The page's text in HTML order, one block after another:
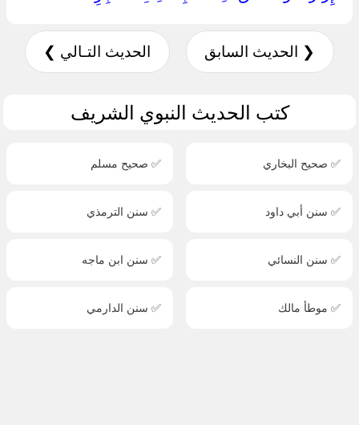
❮ الحديث السابق الحديث التـالي ❯
كتب الحديث النبوي الشريف
✅ صحيح البخاري ✅ صحيح مسلم
✅ سنن أبي داود ✅ سنن الترمذي
✅ سنن النسائي ✅ سنن ابن ماجه
✅ موطأ مالك ✅ سنن الدارمي